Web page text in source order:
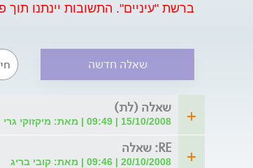
ברשת "עיניים". התשובות יינתנו תוך פרק זמן של 48-72 שעות, ללא נטייה
שאלה חדשה
שאלה (לת)
15/10/2008 | 09:49 | מאת: מיקזוקי גרי
RE: שאלה
20/10/2008 | 09:46 | מאת: קובי בריג